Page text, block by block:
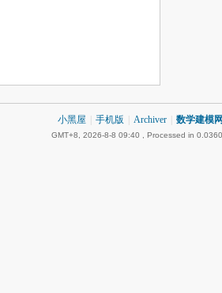
小黑屋 手机版 Archiver 数学建模网
GMT+8, 2026-8-8 09:40 , Processed in